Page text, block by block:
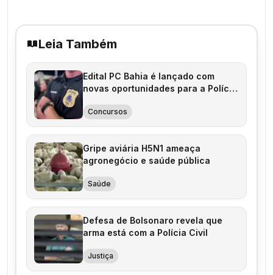
Leia Também
Edital PC Bahia é lançado com
novas oportunidades para a Polícia
Concursos
Gripe aviária H5N1 ameaça
agronegócio e saúde pública
Saúde
Defesa de Bolsonaro revela que
arma está com a Polícia Civil
Justiça